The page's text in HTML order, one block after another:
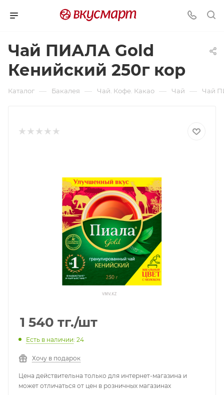
Чай ПИАЛА Gold
Кенийский 250г кор
Каталог — Бакалея — Чай. Кофе. Какао — Чай — Чай
1 540 тг./шт
Есть в наличии: 24
Хочу в подарок
Цена действительна только для интернет-магазина и
может отличаться от цен в розничных магазинах